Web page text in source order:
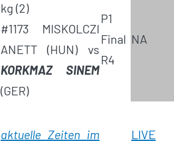
kg (2)
#1173 MISKOLCZI
ANETT (HUN) vs
KORKMAZ SINEM
(GER)
P1
Final
R4
NA
aktuelle Zeiten im
LIVE